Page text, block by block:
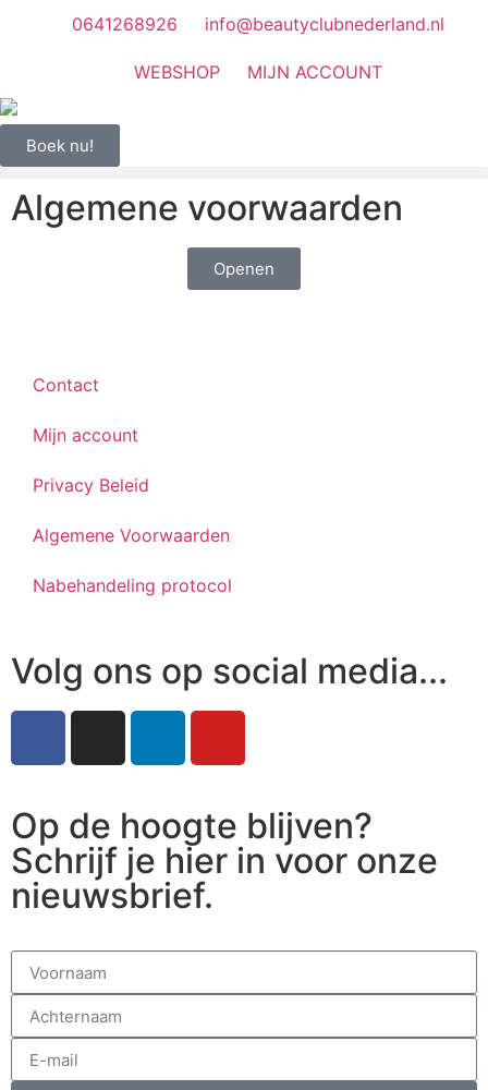
0641268926 info@beautyclubnederland.nl
WEBSHOP MIJN ACCOUNT
Boek nu!
Algemene voorwaarden
Openen
Contact
Mijn account
Privacy Beleid
Algemene Voorwaarden
Nabehandeling protocol
Volg ons op social media...
Op de hoogte blijven?
Schrijf je hier in voor onze
nieuwsbrief.